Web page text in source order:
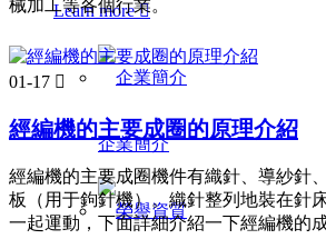
Learn more 
企業簡介
械加工等各個行業。
01-17 
經編機的主要成圈的原理介紹
經編機的主要成圈機件有織針、導紗針
板（用于鉤針機）。織針整列地裝在針
一起運動，下面詳細介紹一下經編機的